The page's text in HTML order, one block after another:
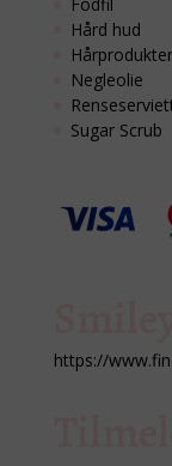
Hård hud
Hårprodukter
Negleolie
Sugar Scrub
https://